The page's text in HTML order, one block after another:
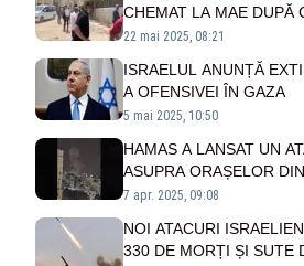
CHEMAT LA MAE DUPĂ
ISRAELIENI AU
22 mai 2025, 08:21
ISRAELUL ANUNȚĂ
A OFENSIVEI ÎN GAZA
5 mai 2025, 10:50
HAMAS A LANSAT UN
ASUPRA ORAȘELOR
ISRAELULUI, CA
7 apr. 2025, 09:08
NOI ATACURI
330 DE MORȚI ȘI SUTE